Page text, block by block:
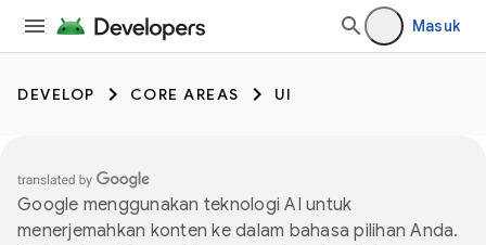
Masuk
DEVELOP CORE AREAS UI
Google menggunakan teknologi AI untuk
menerjemahkan konten ke dalam bahasa pilihan Anda.